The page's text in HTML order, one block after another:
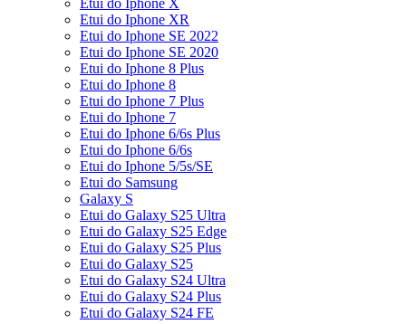
Etui do Iphone X
Etui do Iphone XR
Etui do Iphone SE 2022
Etui do Iphone SE 2020
Etui do Iphone 8 Plus
Etui do Iphone 8
Etui do Iphone 7 Plus
Etui do Iphone 7
Etui do Iphone 6/6s Plus
Etui do Iphone 6/6s
Etui do Iphone 5/5s/SE
Etui do Samsung
Galaxy S
Etui do Galaxy S25 Ultra
Etui do Galaxy S25 Edge
Etui do Galaxy S25 Plus
Etui do Galaxy S25
Etui do Galaxy S24 Ultra
Etui do Galaxy S24 Plus
Etui do Galaxy S24 FE